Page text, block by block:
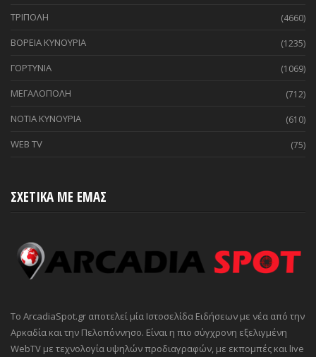
ΤΡΙΠΟΛΗ (4660)
ΒΟΡΕΙΑ ΚΥΝΟΥΡΙΑ (1235)
ΓΟΡΤΥΝΙΑ (1069)
ΜΕΓΑΛΟΠΟΛΗ (712)
ΝΟΤΙΑ ΚΥΝΟΥΡΙΑ (610)
WEB TV (75)
ΣΧΕΤΙΚΑ ΜΕ ΕΜΑΣ
Το ArcadiaSpot.gr αποτελεί μία Ιστοσελίδα Ειδήσεων με νέα από την
Αρκαδία και την Πελοπόννησο. Είναι η πιο σύγχρονη εξελιγμένη
WebTV με τεχνολογία υψηλών προδιαγραφών, με εκπομπές και live